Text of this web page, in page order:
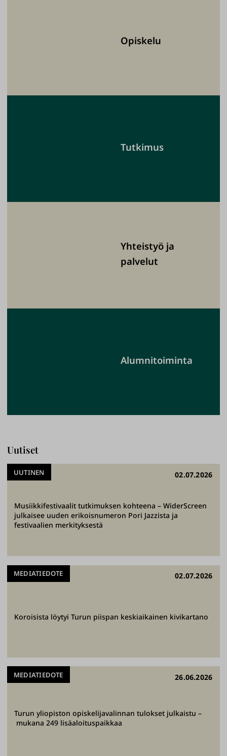
Opiskelu
Tutkimus
Yhteistyö ja
palvelut
Alumnitoiminta
Uutiset
Musiikkifestivaalit tutkimuksen kohteena – WiderScreen
julkaisee uuden erikoisnumeron Pori Jazzista ja
festivaalien merkityksestä
UUTINEN 02.07.2026
Koroisista löytyi Turun piispan keskiaikainen kivikartano
MEDIATIEDOTE 02.07.2026
Turun yliopiston opiskelijavalinnan tulokset julkaistu –
mukana 249 lisäaloituspaikkaa
MEDIATIEDOTE 26.06.2026